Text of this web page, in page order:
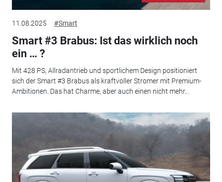
11.08.2025 #Smart
Smart #3 Brabus: Ist das wirklich noch
ein … ?
Mit 428 PS, Allradantrieb und sportlichem Design positioniert
sich der Smart #3 Brabus als kraftvoller Stromer mit Premium-
Ambitionen. Das hat Charme, aber auch einen nicht mehr...